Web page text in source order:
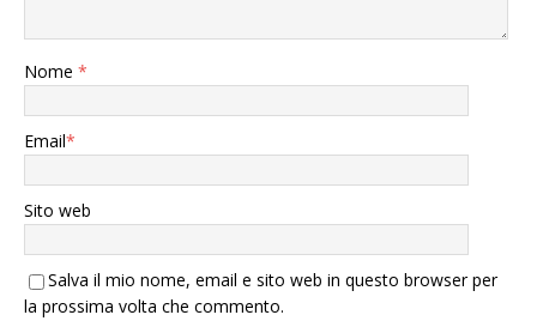
Nome *
Email*
Sito web
Salva il mio nome, email e sito web in questo browser per
la prossima volta che commento.